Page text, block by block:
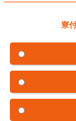
寮